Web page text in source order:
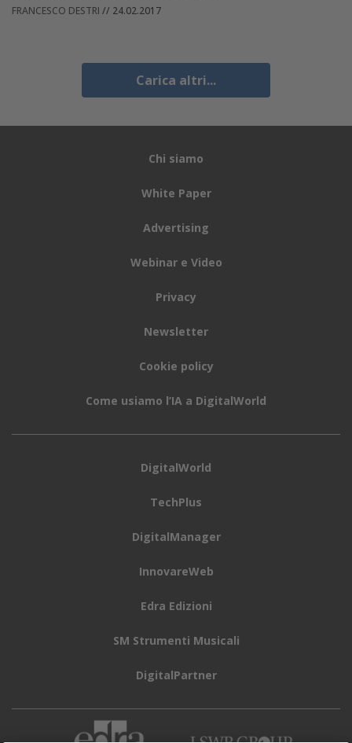
FRANCESCO DESTRI // 24.02.2017
Carica altri...
Chi siamo
White Paper
Advertising
Webinar e Video
Privacy
Newsletter
Cookie policy
Come usiamo l’IA a DigitalWorld
DigitalWorld
TechPlus
DigitalManager
InnovareWeb
Edra Edizioni
SM Strumenti Musicali
DigitalPartner